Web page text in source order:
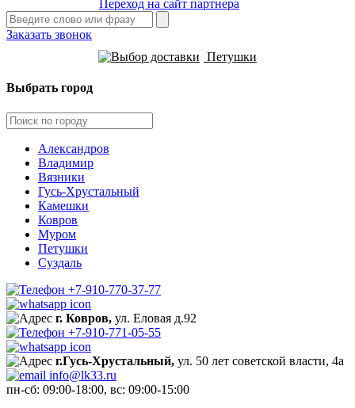
Переход на сайт партнера
Заказать звонок
Петушки
Выбрать город
Александров
Владимир
Вязники
Гусь-Хрустальный
Камешки
Ковров
Муром
Петушки
Суздаль
+7-910-770-37-77
г. Ковров, ул. Еловая д.92
+7-910-771-05-55
г.Гусь-Хрустальный, ул. 50 лет советской власти, 4а
info@lk33.ru
пн-сб: 09:00-18:00, вс: 09:00-15:00